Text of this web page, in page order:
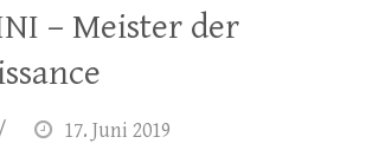
– Meister der
17. Juni 2019